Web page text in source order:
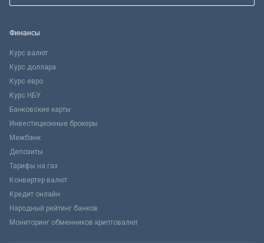
Финансы
Курс валют
Курс доллара
Курс евро
Курс НБУ
Банковские карты
Инвестиционные брокеры
Межбанк
Депозиты
Тарифы на газ
Конвертер валют
Кредит онлайн
Народный рейтинг банков
Мониторинг обменников криптовалют